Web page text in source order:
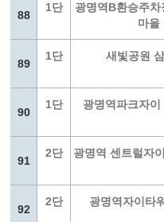
88
1단
광명역B환승주차
마을
89
1단 새빛공원
90
1단 광명역파크자
91
2단
광명역 센트럴자
92
2단 광명역자이타